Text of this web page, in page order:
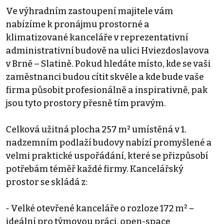
Ve výhradním zastoupení majitele vám
nabízíme k pronájmu prostorné a
klimatizované kanceláře v reprezentativní
administrativní budově na ulici Hviezdoslavova
v Brně – Slatině. Pokud hledáte místo, kde se vaši
zaměstnanci budou cítit skvěle a kde bude vaše
firma působit profesionálně a inspirativně, pak
jsou tyto prostory přesně tím pravým.
Celková užitná plocha 257 m² umístěná v 1.
nadzemním podlaží budovy nabízí promyšlené a
velmi praktické uspořádání, které se přizpůsobí
potřebám téměř každé firmy. Kancelářský
prostor se skládá z:
- Velké otevřené kanceláře o rozloze 172 m² –
ideální pro týmovou práci, open-space